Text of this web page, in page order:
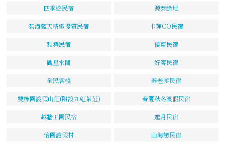
四季遊民宿 源泰綠地
碧海藍天精緻優質民宿 卡蓮CO民宿
雅築民宿 優齋民宿
觀星水閣 好客民宿
全民客棧 秦老爹民宿
雙橡園渡假山莊(附設九虹茶莊) 春夏秋冬渡假民宿
越牆工園民宿 邀月民宿
怡園渡假村 山海戀民宿